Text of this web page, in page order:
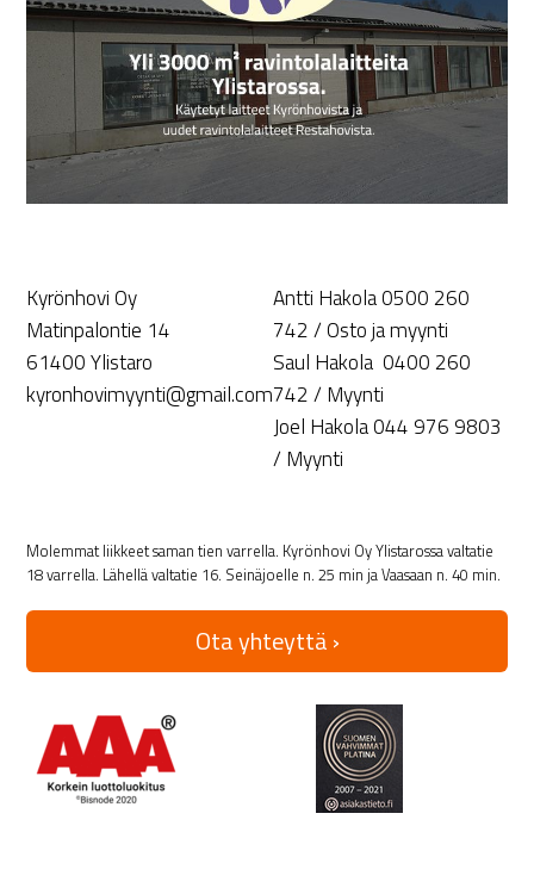
Kyrönhovi Oy
Matinpalontie 14
61400 Ylistaro
kyronhovimyynti@gmail.com
Antti Hakola 0500 260
742 / Osto ja myynti
Saul Hakola 0400 260
742 / Myynti
Joel Hakola 044 976 9803
/ Myynti
Molemmat liikkeet saman tien varrella. Kyrönhovi Oy Ylistarossa valtatie
18 varrella. Lähellä valtatie 16. Seinäjoelle n. 25 min ja Vaasaan n. 40 min.
Ota yhteyttä ›